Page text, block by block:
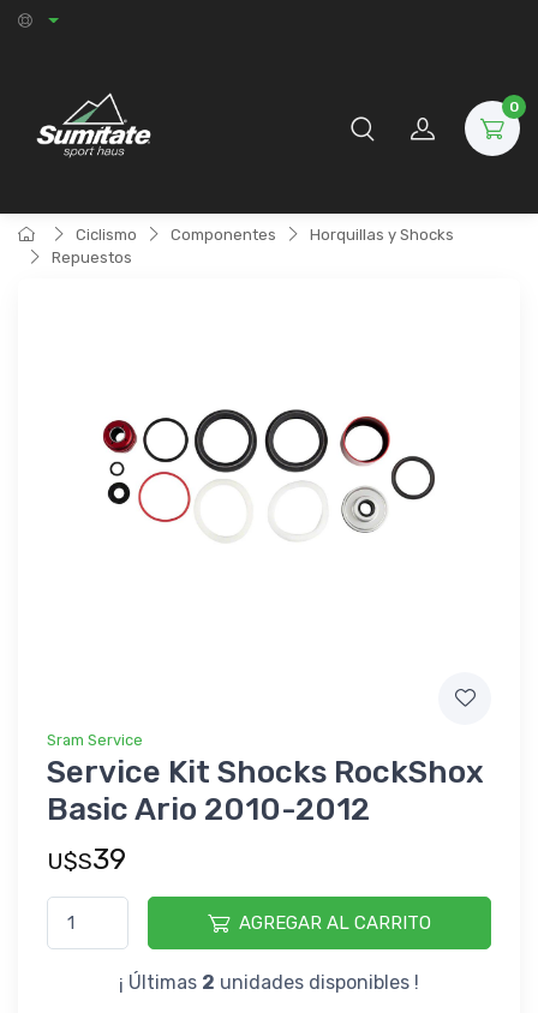
0
Ciclismo Componentes
Horquillas y Shocks
Repuestos
Sram Service
Service Kit Shocks RockShox
Basic Ario 2010-2012
U$S39
AGREGAR AL CARRITO
¡ Últimas 2 unidades disponibles !